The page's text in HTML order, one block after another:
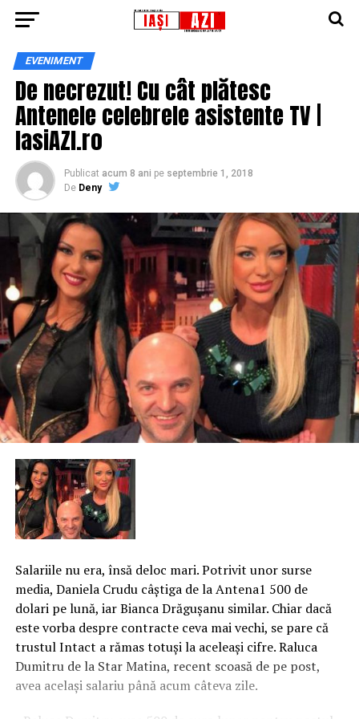
EVENIMENT
De necrezut! Cu cât plătesc
Antenele celebrele asistente TV |
IasiAZI.ro
Publicat acum 8 ani pe septembrie 1, 2018
De Deny
Salariile nu era, însă deloc mari. Potrivit unor surse
media, Daniela Crudu câştiga de la Antena1 500 de
dolari pe lună, iar Bianca Drăguşanu similar. Chiar dacă
este vorba despre contracte ceva mai vechi, se pare că
trustul Intact a rămas totuşi la aceleaşi cifre. Raluca
Dumitru de la Star Matina, recent scoasă de pe post,
avea acelaşi salariu până acum câteva zile.